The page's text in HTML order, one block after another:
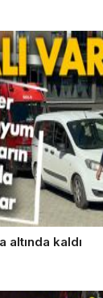
altında kaldı